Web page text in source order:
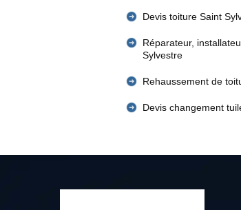
Devis toiture Saint
Réparateur,
Sylvestre
Rehaussement de
Devis changement